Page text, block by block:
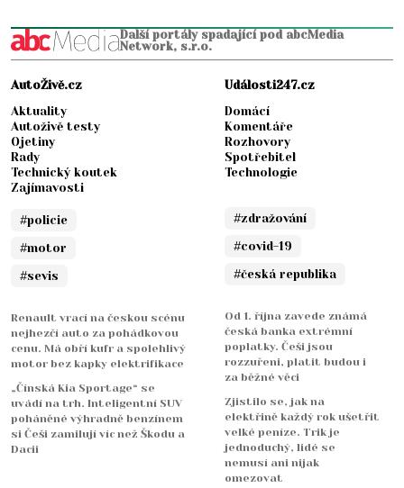
Další portály spadající pod abcMedia
Network, s.r.o.
AutoŽivě.cz
Aktuality
Autoživě testy
Ojetiny
Rady
Technický koutek
Zajímavosti
#policie
#motor
#sevis
Renault vrací na českou scénu
nejhezčí auto za pohádkovou
cenu. Má obří kufr a spolehlivý
motor bez kapky elektrifikace
„Čínská Kia Sportage“ se
uvádí na trh. Inteligentní SUV
poháněné výhradně benzínem
si Češi zamilují víc než Škodu a
Dacii
Události247.cz
Domácí
Komentáře
Rozhovory
Spotřebitel
Technologie
#zdražování
#covid-19
#česká republika
Od 1. října zavede známá
česká banka extrémní
poplatky. Češi jsou
rozzuřeni, platit budou i
za běžné věci
Zjistilo se, jak na
elektřině každý rok ušetřit
velké peníze. Trik je
jednoduchý, lidé se
nemusí ani nijak
omezovat